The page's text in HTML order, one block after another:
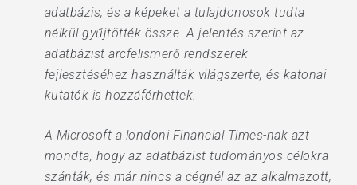
adatbázis, és a képeket a tulajdonosok tudta
nélkül gyűjtötték össze. A jelentés szerint az
adatbázist arcfelismerő rendszerek
fejlesztéséhez használták világszerte, és katonai
kutatók is hozzáférhettek.
A Microsoft a londoni Financial Times-nak azt
mondta, hogy az adatbázist tudományos célokra
szánták, és már nincs a cégnél az az alkalmazott,